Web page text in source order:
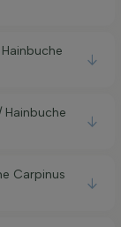
Hainbuche
Carpinus